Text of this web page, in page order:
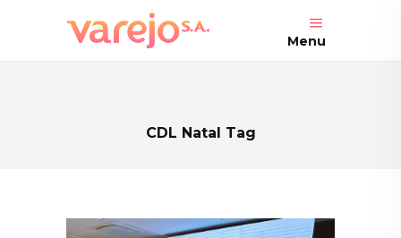
Menu
CDL Natal Tag